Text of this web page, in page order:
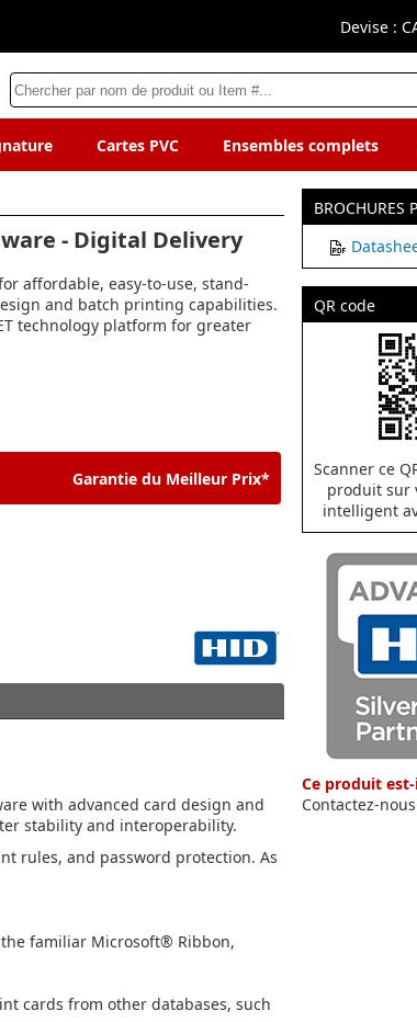
Devise :
Cartes PVC Ensembles complets
- Digital Delivery
affordable, easy-to-use, stand-
and batch printing capabilities.
technology platform for greater
Garantie du Meilleur Prix*
with advanced card design and
stability and interoperability.
rules, and password protection. As
familiar Microsoft® Ribbon,
cards from other databases, such
BROCHURES
QR code
Scanner ce
produit sur
intelligent
Ce produit
Contactez-